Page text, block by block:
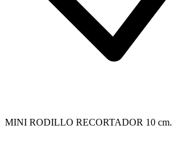
MINI RODILLO RECORTADOR 10 cm.